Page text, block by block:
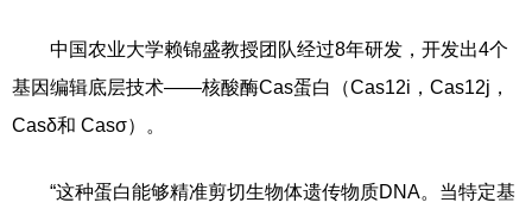
中国农业大学赖锦盛教授团队经过8年研发，开发出4个
基因编辑底层技术——核酸酶Cas蛋白（Cas12i，Cas12j，
Casδ和 Casσ）。
“这种蛋白能够精准剪切生物体遗传物质DNA。当特定基